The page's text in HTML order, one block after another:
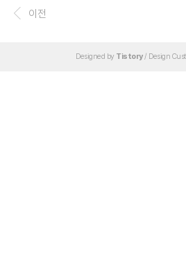
한 번씩 Make Public 적용을 까먹어서, 막상 해
03이 뜬다. 그래! 이젠 업로드하면 무조건 Make
이전
Designed by Tistory/ Design